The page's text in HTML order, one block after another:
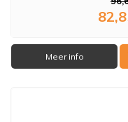
Meer info